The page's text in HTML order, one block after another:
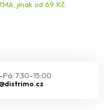
jinak od 69 Kč.
7:30–15:00